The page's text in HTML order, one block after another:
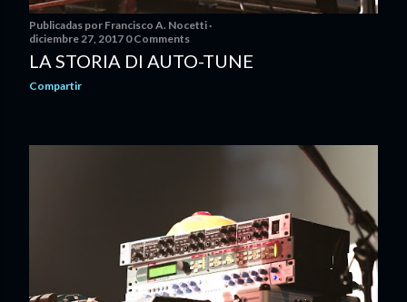
Publicadas por Francisco A. Nocetti
diciembre 27, 2017 0 Comments
LA STORIA DI AUTO-TUNE
Compartir